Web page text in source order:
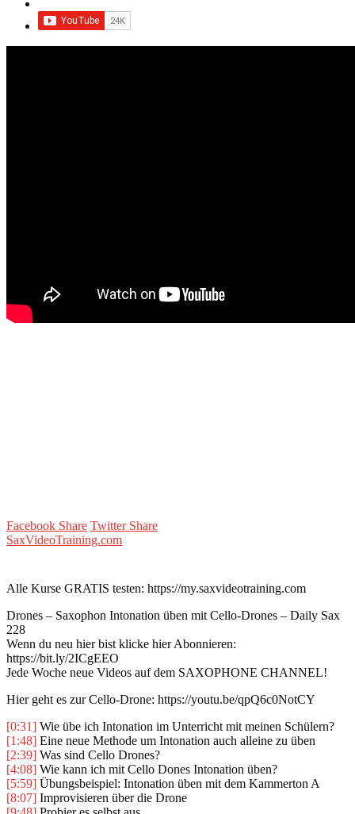
Facebook Share Twitter Share
SaxVideoTraining.com
Alle Kurse GRATIS testen: https://my.saxvideotraining.com
Drones – Saxophon Intonation üben mit Cello-Drones – Daily Sax
228
Wenn du neu hier bist klicke hier Abonnieren:
https://bit.ly/2ICgEEO
Jede Woche neue Videos auf dem SAXOPHONE CHANNEL!
Hier geht es zur Cello-Drone: https://youtu.be/qpQ6c0NotCY
[0:31] Wie übe ich Intonation im Unterricht mit meinen Schülern?
[1:48] Eine neue Methode um Intonation auch alleine zu üben
[2:39] Was sind Cello Drones?
[4:08] Wie kann ich mit Cello Dones Intonation üben?
[5:59] Übungsbeispiel: Intonation üben mit dem Kammerton A
[8:07] Improvisieren über die Drone